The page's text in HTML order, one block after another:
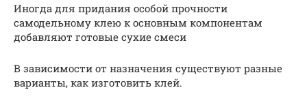
Иногда для придания особой прочности
самодельному клею к основным компонентам
добавляют готовые сухие смеси
В зависимости от назначения существуют разные
варианты, как изготовить клей.